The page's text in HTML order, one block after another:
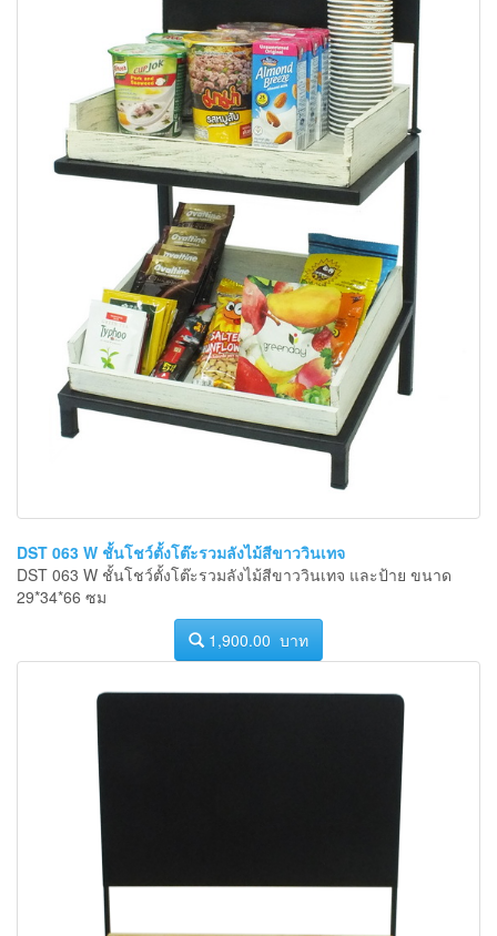
DST 063 W ชั้นโชว์ตั้งโต๊ะรวมลังไม้สีขาววินเทจ
DST 063 W ชั้นโชว์ตั้งโต๊ะรวมลังไม้สีขาววินเทจ และป้าย ขนาด
29*34*66 ซม
1,900.00 บาท